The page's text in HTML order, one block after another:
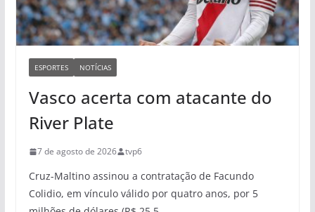
ESPORTES NOTÍCIAS
Vasco acerta com atacante do
River Plate
7 de agosto de 2026 tvp6
Cruz-Maltino assinou a contratação de Facundo
Colidio, em vínculo válido por quatro anos, por 5